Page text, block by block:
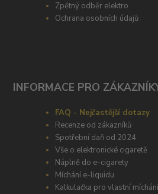
Zpětný odběr elektro
Ochrana osobních údajů
INFORMACE PRO
FAQ - Nejčastější dotazy
Recenze od zákazníků
Spotřební daň od 2024
Vše o elektronické cigaretě
Náplně do e-cigarety
Míchání e-liquidu
Kalkulačka pro vlastní míchání